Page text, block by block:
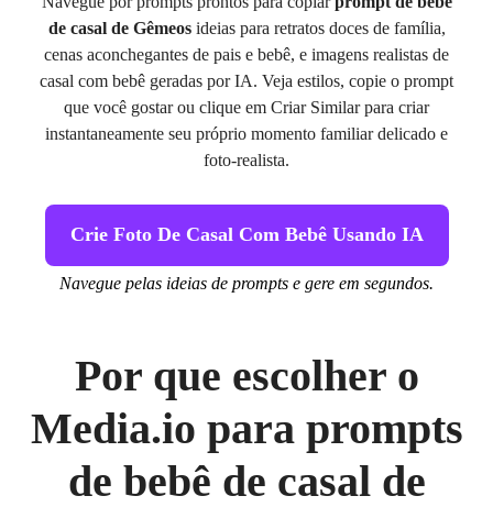
de casal de Gêmeosideias para retratos doces de família,
cenas aconchegantes de pais e bebê, e imagens realistas de
casal com bebê geradas por IA. Veja estilos, copie o prompt
que você gostar ou clique em Criar Similar para criar
instantaneamente seu próprio momento familiar delicado e
foto-realista.
Crie Foto De Casal Com Bebê Usando IA
Navegue pelas ideias de prompts e gere em segundos.
Por que escolher o
Media.io para prompts
de bebê de casal de